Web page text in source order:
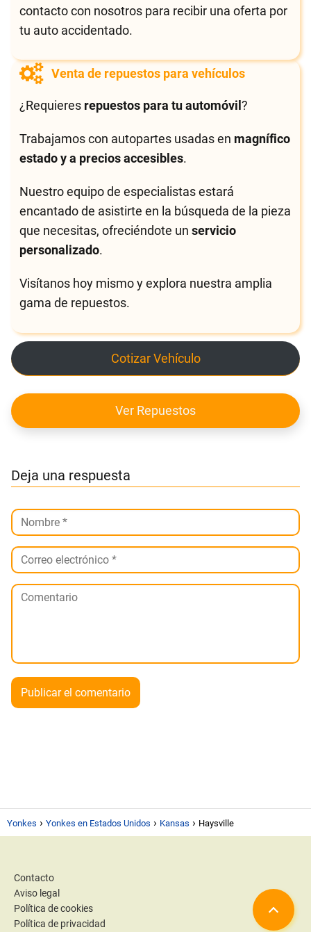
contacto con nosotros para recibir una oferta por
tu auto accidentado.
Venta de repuestos para vehículos
¿Requieres repuestos para tu automóvil?
Trabajamos con autopartes usadas en magnífico
estado y a precios accesibles.
Nuestro equipo de especialistas estará
encantado de asistirte en la búsqueda de la pieza
que necesitas, ofreciéndote unservicio
personalizado.
Visítanos hoy mismo y explora nuestra amplia
gama de repuestos.
Cotizar Vehículo
Ver Repuestos
Deja una respuesta
Yonkes Yonkes en Estados Unidos Kansas Haysville
Contacto
Aviso legal
Política de cookies
Política de privacidad